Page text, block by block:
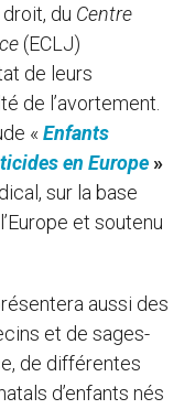
du Centre
(ECLJ)
de leurs
de l’avortement.
« Enfants
en Europe »
sur la base
et soutenu
aussi des
et de sages-
de différentes
d’enfants nés